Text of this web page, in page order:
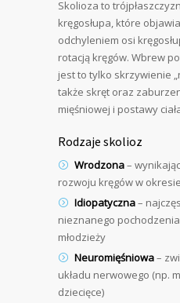
Skolioza to
kręgosłupa, które
odchyleniem osi
rotacją kręgów. Wbrew
jest to tylko skrzywienie
także skręt oraz
mięśniowej i postawy
Rodzaje skolioz
Wrodzona–
rozwoju kręgów w
Idiopatyczna–
nieznanego
młodzieży
Neuromięśniowa–
układu nerwowego (np.
dziecięce)